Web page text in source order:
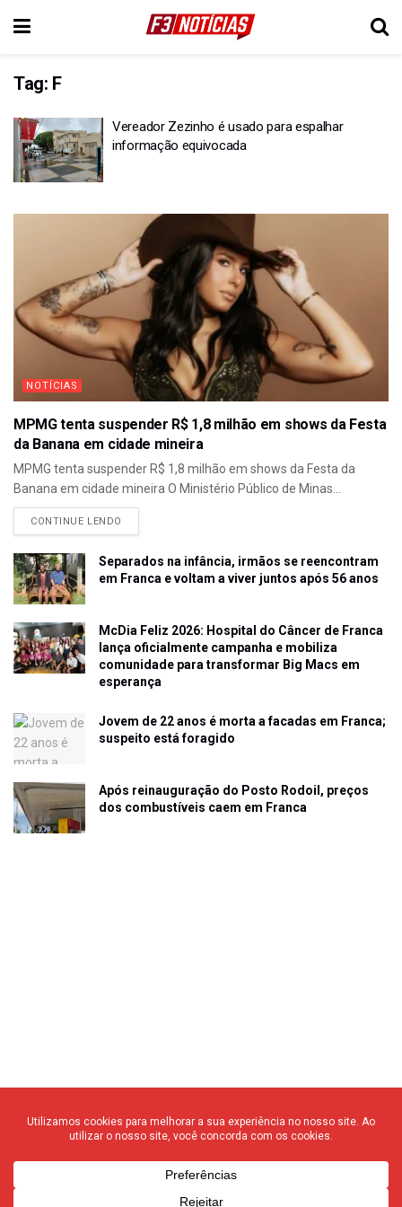
Tag: F
Vereador Zezinho é usado para espalhar
informação equivocada
NOTÍCIAS
MPMG tenta suspender R$ 1,8 milhão em shows da Festa
da Banana em cidade mineira
MPMG tenta suspender R$ 1,8 milhão em shows da Festa da
Banana em cidade mineira O Ministério Público de Minas...
CONTINUE LENDO
Separados na infância, irmãos se reencontram
em Franca e voltam a viver juntos após 56 anos
McDia Feliz 2026: Hospital do Câncer de Franca
lança oficialmente campanha e mobiliza
comunidade para transformar Big Macs em
esperança
Jovem de 22 anos é morta a facadas em Franca;
suspeito está foragido
Após reinauguração do Posto Rodoil, preços
dos combustíveis caem em Franca
© 2020 F3 Notícias – Todos os direitos reservados